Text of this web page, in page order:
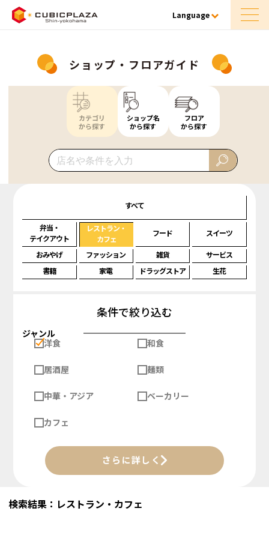
Language
ショップ・フロアガイド
カテゴリ
から探す
ショップ名
から探す
フロア
から探す
すべて
弁当・
テイクアウト
レストラン・
カフェ
フード スイーツ
おみやげ ファッション 雑貨
サービス
書籍
家電 ドラッグストア 生花
条件で絞り込む
ジャンル
洋食
和食
居酒屋 麺類
中華・アジア ベーカリー
カフェ
さらに詳しく
検索結果：レストラン・カフェ